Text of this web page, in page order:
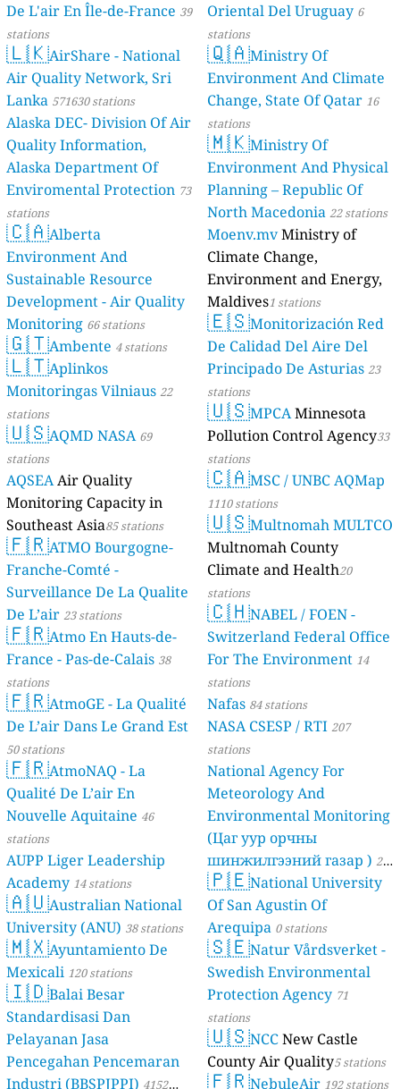
De L'air En Île-de-France 39
stations
🇱🇰AirShare - National
Air Quality Network, Sri
Lanka 571630 stations
Alaska DEC- Division Of Air
Quality Information,
Alaska Department Of
Enviromental Protection 73
stations
🇨🇦Alberta
Environment And
Sustainable Resource
Development - Air Quality
Monitoring 66 stations
🇬🇹Ambente 4 stations
🇱🇹Aplinkos
Monitoringas Vilniaus 22
stations
🇺🇸AQMD NASA 69
stations
AQSEAAir Quality
Monitoring Capacity in
Southeast Asia85 stations
🇫🇷ATMO Bourgogne-
Franche-Comté -
Surveillance De La Qualite
De L’air 23 stations
🇫🇷Atmo En Hauts-de-
France - Pas-de-Calais 38
stations
🇫🇷AtmoGE - La Qualité
De L’air Dans Le Grand Est
50 stations
🇫🇷AtmoNAQ - La
Qualité De L’air En
Nouvelle Aquitaine 46
stations
AUPP Liger Leadership
Academy 14 stations
🇦🇺Australian National
University (ANU) 38 stations
🇲🇽Ayuntamiento De
Mexicali 120 stations
🇮🇩Balai Besar
Standardisasi Dan
Pelayanan Jasa
Pencegahan Pencemaran
Industri (BBSPJPPI) 4152
Oriental Del Uruguay 6
stations
🇶🇦Ministry Of
Environment And Climate
Change, State Of Qatar 16
stations
🇲🇰Ministry Of
Environment And Physical
Planning – Republic Of
North Macedonia 22 stations
Moenv.mvMinistry of
Climate Change,
Environment and Energy,
Maldives1 stations
🇪🇸Monitorización Red
De Calidad Del Aire Del
Principado De Asturias 23
stations
🇺🇸MPCAMinnesota
Pollution Control Agency33
stations
🇨🇦MSC / UNBC AQMap
1110 stations
🇺🇸Multnomah MULTCO
Multnomah County
Climate and Health20
stations
🇨🇭NABEL / FOEN -
Switzerland Federal Office
For The Environment 14
stations
Nafas 84 stations
NASA CSESP / RTI 207
stations
National Agency For
Meteorology And
Environmental Monitoring
(Цаг уур орчны
шинжилгээний газар ) 21
stations
🇵🇪National University
Of San Agustin Of
Arequipa 0 stations
🇸🇪Natur Vårdsverket -
Swedish Environmental
Protection Agency 71
stations
🇺🇸NCCNew Castle
County Air Quality5 stations
🇫🇷NebuleAir 192 stations